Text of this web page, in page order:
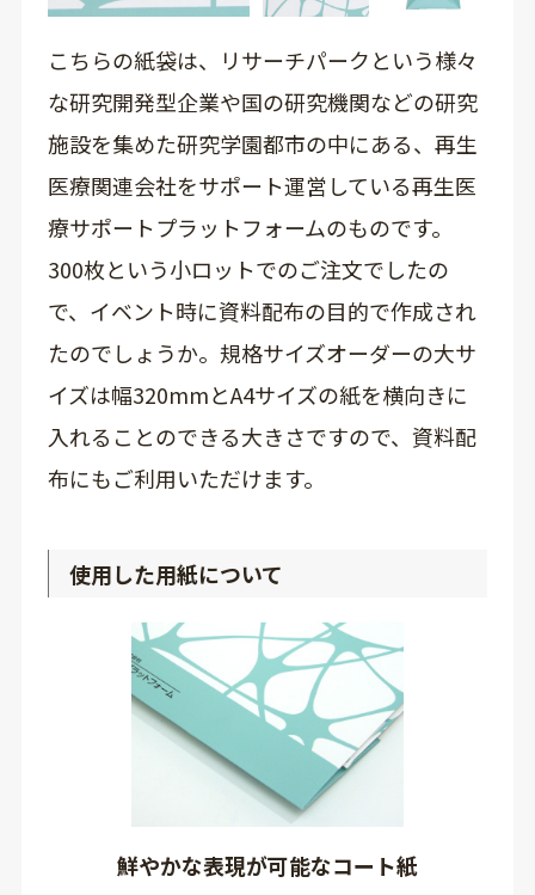
こちらの紙袋は、リサーチパークという様々
な研究開発型企業や国の研究機関などの研究
施設を集めた研究学園都市の中にある、再生
医療関連会社をサポート運営している再生医
療サポートプラットフォームのものです。
300枚という小ロットでのご注文でしたの
で、イベント時に資料配布の目的で作成され
たのでしょうか。規格サイズオーダーの大サ
イズは幅320mmとA4サイズの紙を横向きに
入れることのできる大きさですので、資料配
布にもご利用いただけます。
使用した用紙について
鮮やかな表現が可能なコート紙